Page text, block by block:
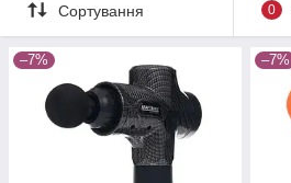
Сортування 0
–7% –7%